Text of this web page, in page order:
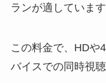
ランが適しています
この料金で、HDや
バイスでの同時視